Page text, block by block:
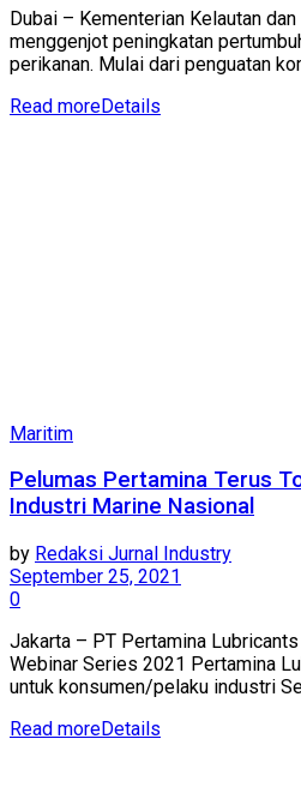
Dubai – Kementerian Kelautan
menggenjot peningkatan
perikanan. Mulai dari penguatan
Read moreDetails
Maritim
Pelumas Pertamina Terus
Industri Marine Nasional
by Redaksi Jurnal Industry
September 25, 2021
0
Jakarta – PT Pertamina
Webinar Series 2021 Pertamina
untuk konsumen/pelaku industri
Read moreDetails